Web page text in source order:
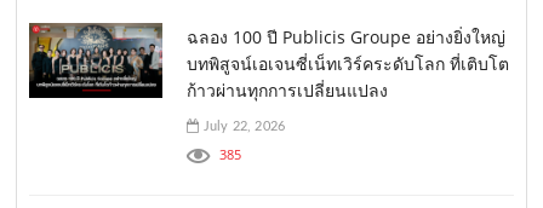
ฉลอง 100 ปี Publicis Groupe อย่างยิ่งใหญ่
บทพิสูจน์เอเจนซี่เน็ทเวิร์คระดับโลก ที่เติบโต
ก้าวผ่านทุกการเปลี่ยนแปลง
July 22, 2026
385